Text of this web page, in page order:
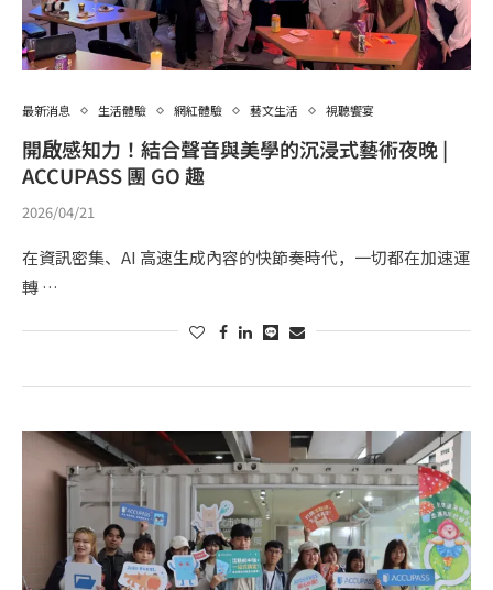
最新消息 生活體驗 網紅體驗 藝文生活 視聽饗宴
開啟感知力！結合聲音與美學的沉浸式藝術夜晚 |
ACCUPASS 團 GO 趣
2026/04/21
在資訊密集、AI 高速生成內容的快節奏時代，一切都在加速運
轉 …